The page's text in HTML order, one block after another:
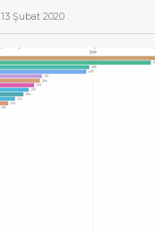
13 Şubat 2020